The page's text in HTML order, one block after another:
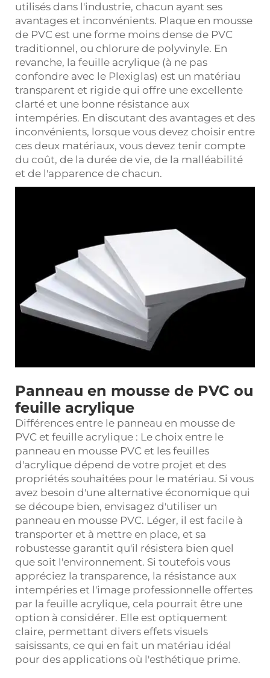
utilisés dans l'industrie, chacun ayant ses
avantages et inconvénients. Plaque en mousse
de PVC est une forme moins dense de PVC
traditionnel, ou chlorure de polyvinyle. En
revanche, la feuille acrylique (à ne pas
confondre avec le Plexiglas) est un matériau
transparent et rigide qui offre une excellente
clarté et une bonne résistance aux
intempéries. En discutant des avantages et des
inconvénients, lorsque vous devez choisir entre
ces deux matériaux, vous devez tenir compte
du coût, de la durée de vie, de la malléabilité
et de l'apparence de chacun.
Panneau en mousse de PVC ou
feuille acrylique
Différences entre le panneau en mousse de
PVC et feuille acrylique : Le choix entre le
panneau en mousse PVC et les feuilles
d'acrylique dépend de votre projet et des
propriétés souhaitées pour le matériau. Si vous
avez besoin d'une alternative économique qui
se découpe bien, envisagez d'utiliser un
panneau en mousse PVC. Léger, il est facile à
transporter et à mettre en place, et sa
robustesse garantit qu'il résistera bien quel
que soit l'environnement. Si toutefois vous
appréciez la transparence, la résistance aux
intempéries et l'image professionnelle offertes
par la feuille acrylique, cela pourrait être une
option à considérer. Elle est optiquement
claire, permettant divers effets visuels
saisissants, ce qui en fait un matériau idéal
pour des applications où l'esthétique prime.